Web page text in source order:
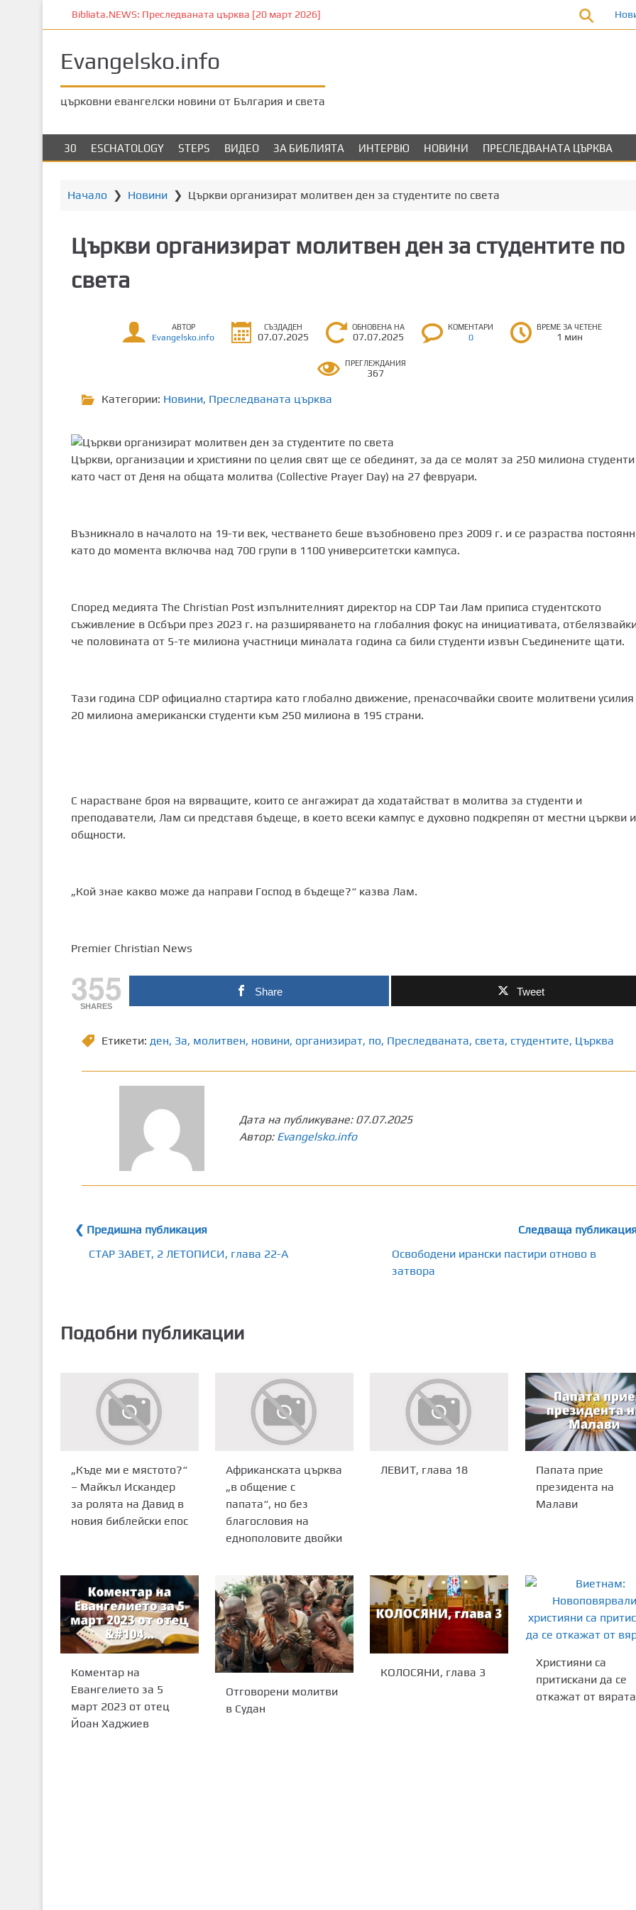
к
Bibliata.NEWS: Преследваната църква [20 март 2026]
Evangelsko.info
църковни евангелски новини от България и света
30 ESCHATOLOGY STEPS ВИДЕО ЗА БИБЛИЯТА ИНТЕРВЮ НОВИНИ ПРЕСЛЕДВАНАТА ЦЪРКВА
Начало ❯ Новини❯ Църкви организират молитвен ден за студентите по света
Църкви организират молитвен ден за студентите по
света
АВТОР
Evangelsko.info
СЪЗДАДЕН
07.07.2025
ОБНОВЕНА НА
07.07.2025
КОМЕНТАРИ
0
ВРЕМЕ ЗА ЧЕТЕНЕ
1 мин
ПРЕГЛЕЖДАНИЯ
367
Категории: Новини, Преследваната църква
Църкви, организации и християни по целия свят ще се обединят, за да се молят за 250 милиона студенти
като част от Деня на общата молитва (Collective Prayer Day) на 27 февруари.
Възникнало в началото на 19-ти век, честването беше възобновено през 2009 г. и се разраства
като до момента включва над 700 групи в 1100 университетски кампуса.
Според медията The ​​Christian Post изпълнителният директор на CDP Таи Лам приписа студентското
съживление в Осбъри през 2023 г. на разширяването на глобалния фокус на инициативата,
че половината от 5-те милиона участници миналата година са били студенти извън Съединените щати.
Тази година CDP официално стартира като глобално движение, пренасочвайки своите молитвени усилия
20 милиона американски студенти към 250 милиона в 195 страни.
С нарастване броя на вярващите, които се ангажират да ходатайстват в молитва за студенти и
преподаватели, Лам си представя бъдеще, в което всеки кампус е духовно подкрепян от местни църкви и
общности.
„Кой знае какво може да направи Господ в бъдеще?“ казва Лам.
Premier Christian News
355
SHARES
Share Tweet
Етикети: ден, Зa, молитвен, новини, организират, по, Преследваната, света, студентите, Църква
Дата на публикуване: 07.07.2025
Автор: Evangelsko.info
❮ Предишна публикация
СТАР ЗАВЕТ, 2 ЛЕТОПИСИ, глава 22-А
Следваща
Освободени ирански пастири отново в
затвора
Подобни публикации
„Къде ми е мястото?“
– Майкъл Искандер
за ролята на Давид в
новия библейски епос
Африканската църква
„в общение с
папата“, но без
благословия на
еднополовите двойки
ЛЕВИТ, глава 18
Папата прие
президента на
Малави
Коментар на
Евангелието за 5
март 2023 от отец
Йоан Хаджиев
Отговорени молитви
в Судан
КОЛОСЯНИ, глава 3
Xристияни са
притискани да се
откажат от